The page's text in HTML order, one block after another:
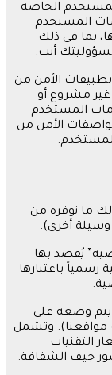
الخاصة
المستخدم
بما في ذلك
أنت.
تطبيقات الأمن من
مشروع أو
المستخدم
الأمن من
.
ما نوفره من
وسيلة أخرى).
” يُقصد بها
رسمياً باعتبارها
.
وضعه على
). وتشمل
التقنيات
جيف الشفافة.